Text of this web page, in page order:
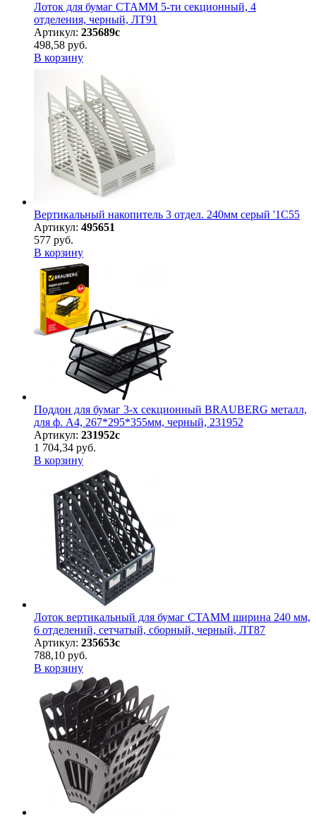
Лоток для бумаг СТАММ 5-ти секционный, 4
отделения, черный, ЛТ91
Артикул: 235689с
498,58 руб.
В корзину
Вертикальный накопитель 3 отдел. 240мм серый '1С55
Артикул: 495651
577 руб.
В корзину
Поддон для бумаг 3-х секционный BRAUBERG металл,
для ф. А4, 267*295*355мм, черный, 231952
Артикул: 231952с
1 704,34 руб.
В корзину
Лоток вертикальный для бумаг СТАММ ширина 240 мм,
6 отделений, сетчатый, сборный, черный, ЛТ87
Артикул: 235653с
788,10 руб.
В корзину